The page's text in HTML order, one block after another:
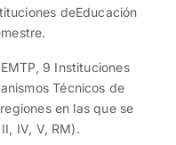
deEducación
9 Instituciones
Técnicos de
en las que se
IV, V, RM).